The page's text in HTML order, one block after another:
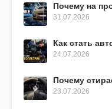
Почему на
31.07.2026
Как стать
24.07.2026
Почему
23.07.2026